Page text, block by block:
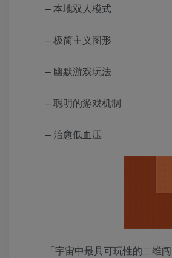
– 本地双人模式
– 极简主义图形
– 幽默游戏玩法
– 聪明的游戏机制
– 治愈低血压
「宇宙中最具可玩性的二维